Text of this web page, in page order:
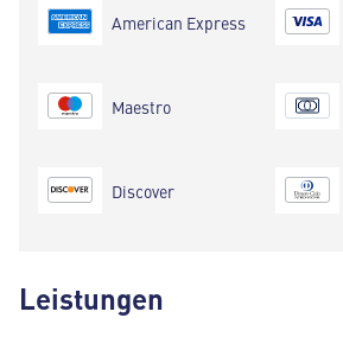
American Express
Maestro
Discover
Leistungen